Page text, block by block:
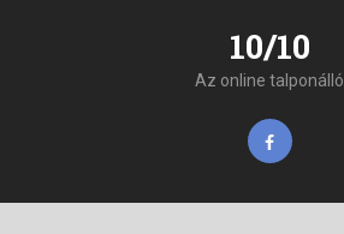
10/10
Az online talponálló